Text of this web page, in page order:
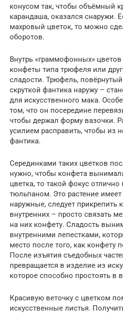
конусом так, чтобы объёмный
карандаша, оказался снаружи.
махровый цветок, то можно
оборотов.
Внутрь «граммофонных»
конфеты типа трюфеля или
сладости. Трюфель,
скруткой фантика наружу –
для искусственного мака.
том, что он посередине
чтобы держал форму вазочки.
усилием расправить, чтобы из
фантика.
Серединками таких цветков
нужно, чтобы конфета
цветка, то такой фокус
тюльпаном. Это растение
наружные, следует прикрепить
внутренних – просто связать
на них конфету. Сладость
внутренними лепестками,
место после того, как конфету
После изъятия съедобных
превращается в изделие из
которое способно простоять в
Красивую веточку с цветком
искусственные листья.